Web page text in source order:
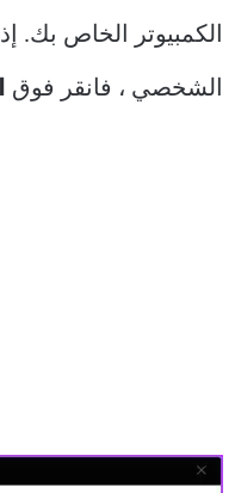
الكمبيوتر الخاص بك.
الشخصي ، فانقر فوق